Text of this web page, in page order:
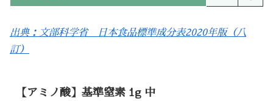
出典：文部科学省 日本食品標準成分表2020年版（八
訂）
【アミノ酸】基準窒素 1g 中